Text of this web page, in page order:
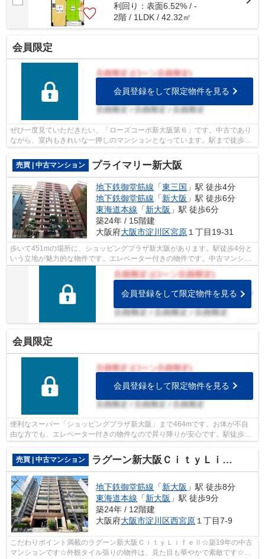
利回り：表面6.52% / -
2階 / 1LDK / 42.32㎡
会員限定
会員登録をして限定物件を見る
ぜひ一度見ていただきたい、「ローズコーポ新大阪第６」です。中古であり
ながら、室内もきれいな一押しのマンションとなっています。駅まで徒歩4
分の物件です。昇り降りが楽になるエレ...
売買 | 中古マンション
プライマリー新大阪
地下鉄御堂筋線 「東三国 」駅 徒歩4分
地下鉄御堂筋線 「新大阪 」駅 徒歩6分
東海道本線 「新大阪 」駅 徒歩6分
築24年 / 15階建
大阪府大阪市淀川区宮原 １丁目19-31
歩いて451mの場所に、ショッピングプラザ新大阪があります。駅徒歩4分と
いう立地が魅力的な物件です。エレベーター付きの物件です。中古マンショ
ンなら、物件の購入もスムーズです。不...
会員登録をして限定物件を見る
会員限定
会員登録をして限定物件を見る
便利なスーパー「ショッピングプラザ新大阪」まで464mです。お体が不自
由な方でも、エレベーター付きの物件なので昇り降りが安心です。駅徒歩6
売買 | 中古マンション
ラグーン新大阪ＣｉｔｙＬｉｆｅⅡ
地下鉄御堂筋線 「新大阪 」駅 徒歩8分
東海道本線 「新大阪 」駅 徒歩9分
築24年 / 12階建
大阪府大阪市淀川区西宮原１丁目7-9
こだわりポイント満載のラグーン新大阪ＣｉｔｙＬｉｆｅⅡ☆築19年の中古
マンションです☆外観タイル張りの物件は、見た目も華やかで素敵です☆駅